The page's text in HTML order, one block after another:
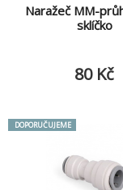
Naražeč MM-
sklíčko
80 Kč
DOPORUČUJEME